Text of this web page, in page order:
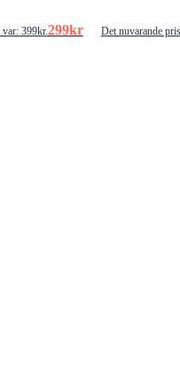
399kr.299kr
Det nuvarande